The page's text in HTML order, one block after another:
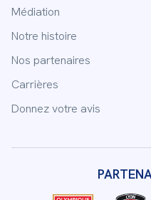
Médiation
Notre histoire
Nos partenaires
Carrières
Donnez votre avis